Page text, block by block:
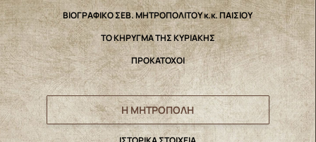
ΒΙΟΓΡΑΦΙΚΟ ΣΕΒ. ΜΗΤΡΟΠΟΛΙΤΟΥ κ.κ. ΠΑΙΣΙΟΥ
ΤΟ ΚΗΡΥΓΜΑ ΤΗΣ ΚΥΡΙΑΚΗΣ
ΠΡΟΚΑΤΟΧΟΙ
Η ΜΗΤΡΟΠΟΛΗ